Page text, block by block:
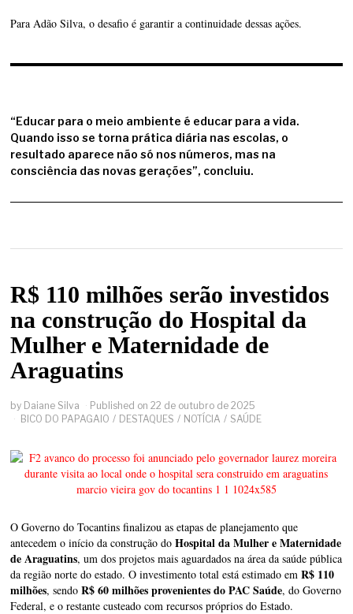
Para Adão Silva, o desafio é garantir a continuidade dessas ações.
“Educar para o meio ambiente é educar para a vida.
Quando isso se torna prática diária nas escolas, o
resultado aparece não só nos números, mas na
consciência das novas gerações”, concluiu.
R$ 110 milhões serão investidos
na construção do Hospital da
Mulher e Maternidade de
Araguatins
by Daiane Silva Published on 22 de outubro de 2025
BICO DO PAPAGAIO / DESTAQUES / NOTÍCIA / SAÚDE
O Governo do Tocantins finalizou as etapas de planejamento que
antecedem o início da construção doHospital da Mulher e Maternidade
de Araguatins, um dos projetos mais aguardados na área da saúde pública
da região norte do estado. O investimento total está estimado emR$ 110
milhões, sendoR$ 60 milhões provenientes do PAC Saúde, do Governo
Federal, e o restante custeado com recursos próprios do Estado.